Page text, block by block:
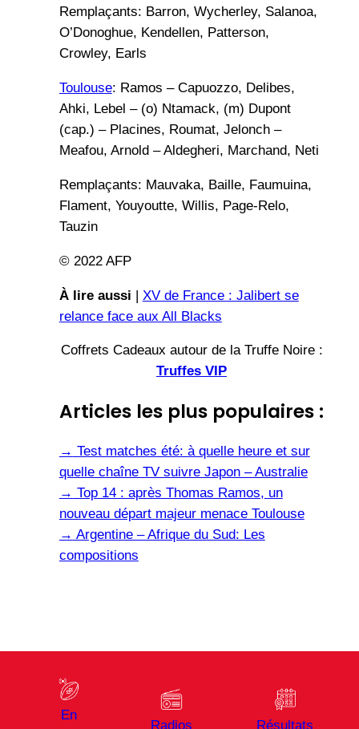
Remplaçants: Barron, Wycherley, Salanoa,
O’Donoghue, Kendellen, Patterson,
Crowley, Earls
Toulouse: Ramos – Capuozzo, Delibes,
Ahki, Lebel – (o) Ntamack, (m) Dupont
(cap.) – Placines, Roumat, Jelonch –
Meafou, Arnold – Aldegheri, Marchand, Neti
Remplaçants: Mauvaka, Baille, Faumuina,
Flament, Youyoutte, Willis, Page-Relo,
Tauzin
© 2022 AFP
À lire aussi | XV de France : Jalibert se
relance face aux All Blacks
Coffrets Cadeaux autour de la Truffe Noire :
Truffes VIP
Articles les plus populaires :
→ Test matches été: à quelle heure et sur
quelle chaîne TV suivre Japon – Australie
→ Top 14 : après Thomas Ramos, un
nouveau départ majeur menace Toulouse
→ Argentine – Afrique du Sud: Les
compositions
En
Radios Résultats